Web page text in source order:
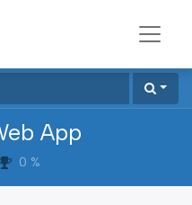
App
0 %